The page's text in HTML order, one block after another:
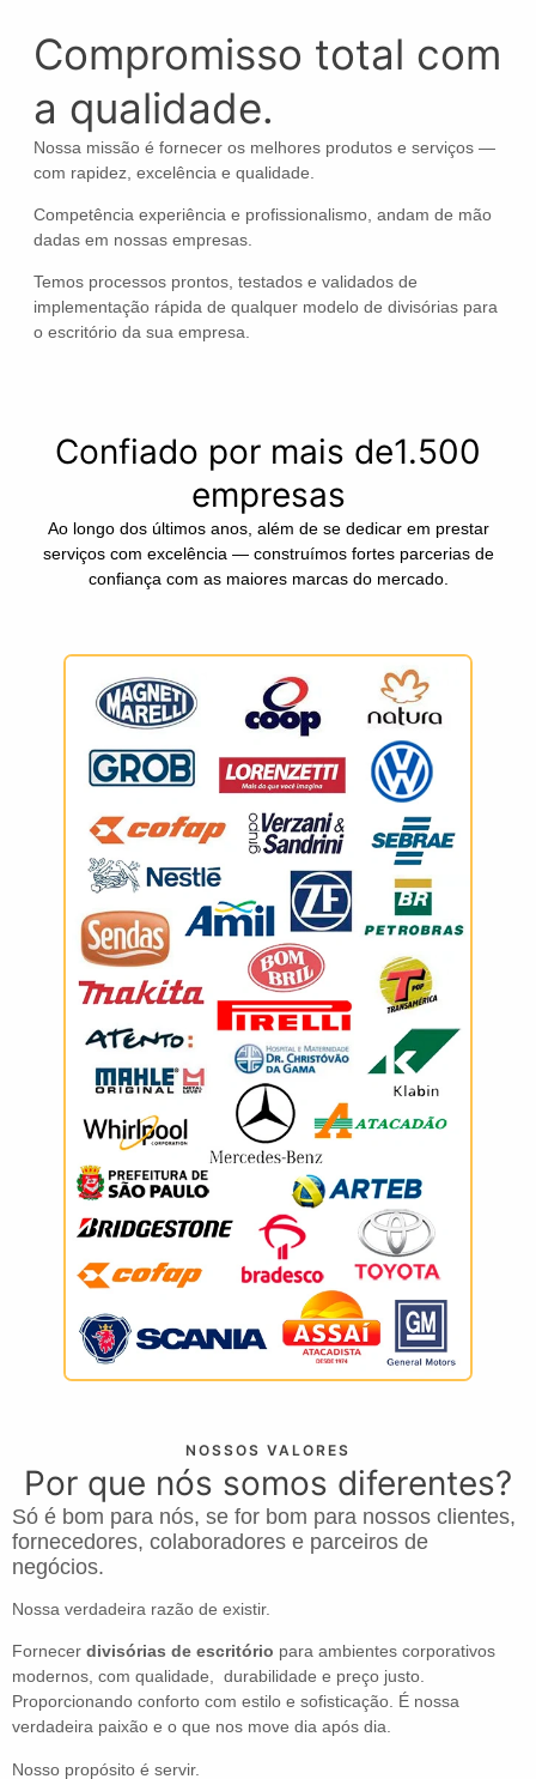
Compromisso total com
a qualidade.
Nossa missão é fornecer os melhores produtos e serviços —
com rapidez, excelência e qualidade.
Competência experiência e profissionalismo, andam de mão
dadas em nossas empresas.
Temos processos prontos, testados e validados de
implementação rápida de qualquer modelo de divisórias para
o escritório da sua empresa.
Confiado por mais de1.500
empresas
Ao longo dos últimos anos, além de se dedicar em prestar
serviços com excelência — construímos fortes parcerias de
confiança com as maiores marcas do mercado.
NOSSOS VALORES
Por que nós somos diferentes?
Só é bom para nós, se for bom para nossos clientes,
fornecedores, colaboradores e parceiros de
negócios.
Nossa verdadeira razão de existir.
Fornecer divisórias de escritório para ambientes corporativos
modernos, com qualidade, durabilidade e preço justo.
Proporcionando conforto com estilo e sofisticação. É nossa
verdadeira paixão e o que nos move dia após dia.
Nosso propósito é servir.